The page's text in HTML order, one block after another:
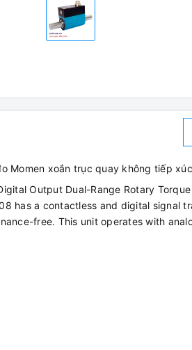
Momen xoắn trục quay không tiếp
Output Dual-Range Rotary
has a contactless and digital signal
free. This unit operates with